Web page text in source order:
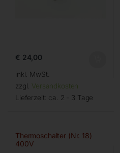
€ 24,00
inkl. MwSt.
zzgl. Versandkosten
Lieferzeit: ca. 2 - 3 Tage
Thermoschalter (Nr. 18)
400V